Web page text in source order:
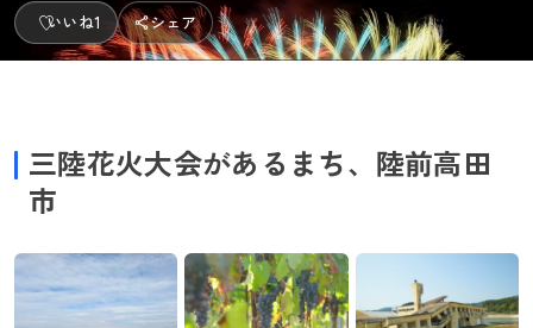
+1
いいね1 シェア
三陸花火大会があるまち、陸前高田
市